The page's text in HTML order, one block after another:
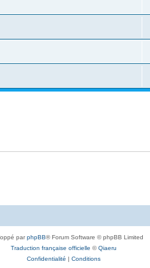
parphpBB® Forum Software © phpBB Limited
Traduction française officielle ©Qiaeru
Confidentialité | Conditions